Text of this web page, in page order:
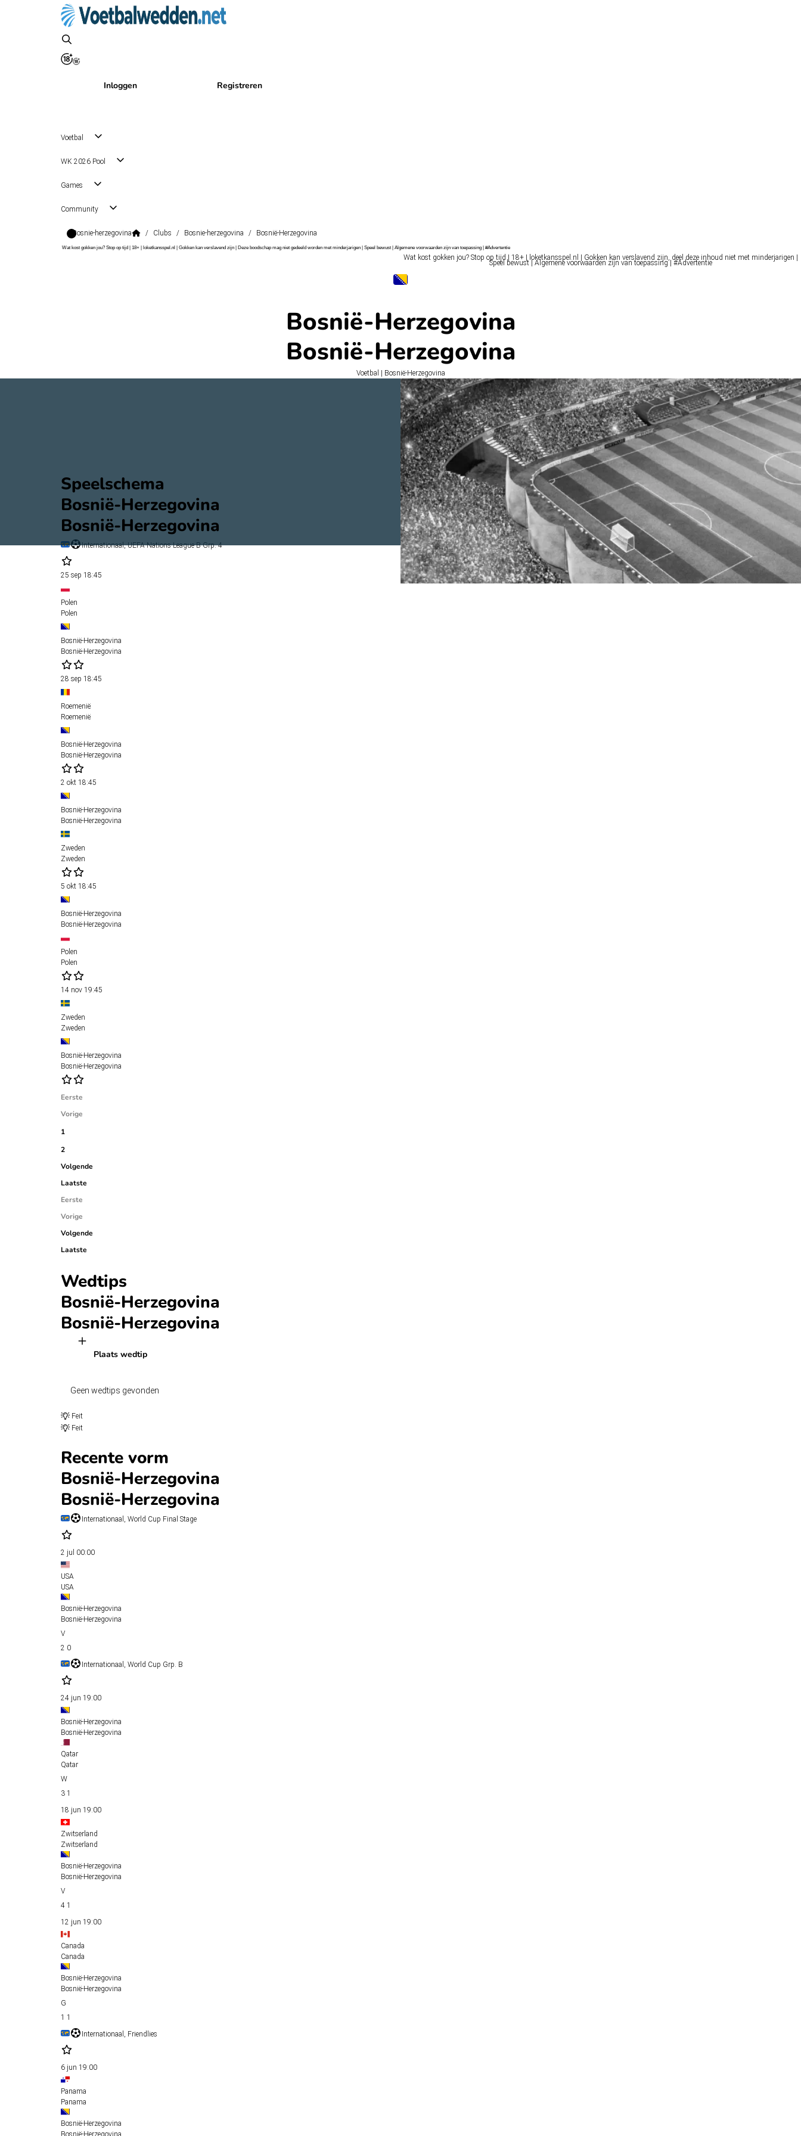
Inloggen Registreren
Voetbal
WK 2026 Pool
Games
Community
Bosnie-herzegovina / Clubs / Bosnie-herzegovina / Bosnië-Herzegovina
Wat kost gokken jou? Stop op tijd | 18+ | loketkansspel.nl | Gokken kan verslavend zijn | Deze boodschap mag niet gedeeld worden met minderjarigen | Speel bewust | Algemene voorwaarden zijn van toepassing | #Advertentie
Wat kost gokken jou? Stop op tijd | 18+ | loketkansspel.nl | Gokken kan verslavend zijn, deel deze inhoud niet met minderjarigen |
Speel bewust | Algemene voorwaarden zijn van toepassing | #Advertentie
Bosnië-Herzegovina
Bosnië-Herzegovina
Voetbal | Bosnië-Herzegovina
Speelschema
Bosnië-Herzegovina
Bosnië-Herzegovina
Internationaal, UEFA Nations League B Grp. 4
25 sep 18:45
Polen
Polen
Bosnië-Herzegovina
Bosnië-Herzegovina
28 sep 18:45
Roemenië
Roemenië
Bosnië-Herzegovina
Bosnië-Herzegovina
2 okt 18:45
Bosnië-Herzegovina
Bosnië-Herzegovina
Zweden
Zweden
5 okt 18:45
Bosnië-Herzegovina
Bosnië-Herzegovina
Polen
Polen
14 nov 19:45
Zweden
Zweden
Bosnië-Herzegovina
Bosnië-Herzegovina
Eerste
Vorige
1
2
Volgende
Laatste
Eerste
Vorige
Volgende
Laatste
Wedtips
Bosnië-Herzegovina
Bosnië-Herzegovina
Plaats wedtip
Geen wedtips gevonden
Feit
Feit
Recente vorm
Bosnië-Herzegovina
Bosnië-Herzegovina
Internationaal, World Cup Final Stage
2 jul 00:00
USA
USA
Bosnië-Herzegovina
Bosnië-Herzegovina
2 0
Internationaal, World Cup Grp. B
24 jun 19:00
Bosnië-Herzegovina
Bosnië-Herzegovina
Qatar
Qatar
3 1
18 jun 19:00
Zwitserland
Zwitserland
Bosnië-Herzegovina
Bosnië-Herzegovina
4 1
12 jun 19:00
Canada
Canada
Bosnië-Herzegovina
Bosnië-Herzegovina
1 1
Internationaal, Friendlies
6 jun 19:00
Panama
Panama
Bosnië-Herzegovina
Bosnië-Herzegovina